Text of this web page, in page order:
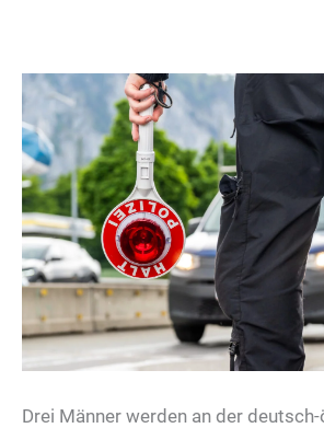
Drei Männer werden an der